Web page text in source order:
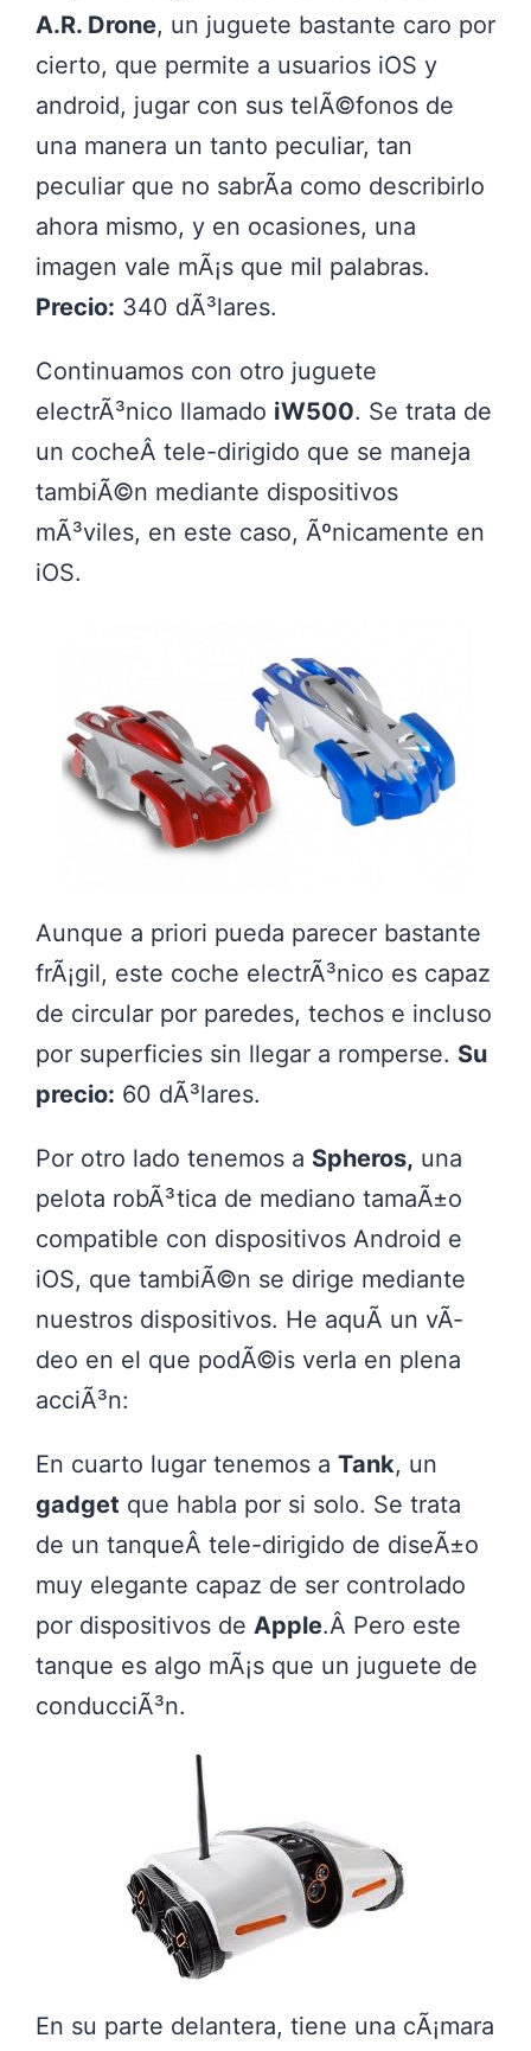
A.R. Drone, un juguete bastante caro por
cierto, que permite a usuarios iOS y
android, jugar con sus telÃ©fonos de
una manera un tanto peculiar, tan
peculiar que no sabrÃ­a como describirlo
ahora mismo, y en ocasiones, una
imagen vale mÃ¡s que mil palabras.
Precio: 340 dÃ³lares.
Continuamos con otro juguete
electrÃ³nico llamado iW500. Se trata de
un cocheÂ tele-dirigido que se maneja
tambiÃ©n mediante dispositivos
mÃ³viles, en este caso, Ãºnicamente en
iOS.
Aunque a priori pueda parecer bastante
frÃ¡gil, este coche electrÃ³nico es capaz
de circular por paredes, techos e incluso
por superficies sin llegar a romperse. Su
precio: 60 dÃ³lares.
Por otro lado tenemos a Spheros, una
pelota robÃ³tica de mediano tamaÃ±o
compatible con dispositivos Android e
iOS, que tambiÃ©n se dirige mediante
nuestros dispositivos. He aquÃ­ un vÃ­
deo en el que podÃ©is verla en plena
acciÃ³n:
En cuarto lugar tenemos a Tank, un
gadget que habla por si solo. Se trata
de un tanqueÂ tele-dirigido de diseÃ±o
muy elegante capaz de ser controlado
por dispositivos de Apple.Â Pero este
tanque es algo mÃ¡s que un juguete de
conducciÃ³n.
En su parte delantera, tiene una cÃ¡mara